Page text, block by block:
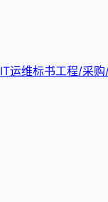
IT运维标书工程/采